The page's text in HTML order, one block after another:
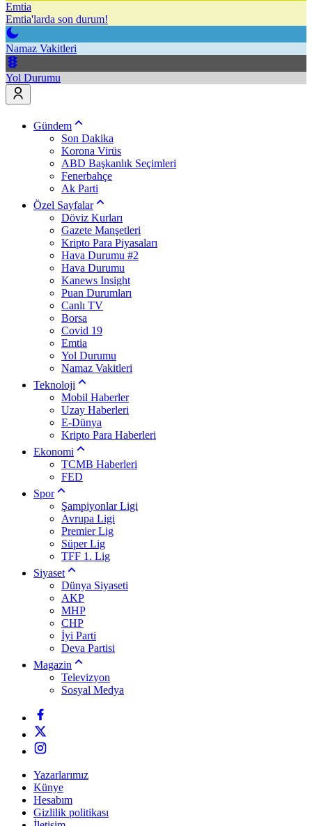
Emtia
Emtia'larda son durum!
Namaz Vakitleri
Yol Durumu
Gündem
Son Dakika
Korona Virüs
ABD Başkanlık Seçimleri
Fenerbahçe
Ak Parti
Özel Sayfalar
Döviz Kurları
Gazete Manşetleri
Kripto Para Piyasaları
Hava Durumu #2
Hava Durumu
Kanews Insight
Puan Durumları
Canlı TV
Borsa
Covid 19
Emtia
Yol Durumu
Namaz Vakitleri
Teknoloji
Mobil Haberler
Uzay Haberleri
E-Dünya
Kripto Para Haberleri
Ekonomi
TCMB Haberleri
FED
Spor
Şampiyonlar Ligi
Avrupa Ligi
Premier Lig
Süper Lig
TFF 1. Lig
Siyaset
Dünya Siyaseti
AKP
MHP
CHP
İyi Parti
Deva Partisi
Magazin
Televizyon
Sosyal Medya
Yazarlarımız
Künye
Hesabım
Gizlilik politikası